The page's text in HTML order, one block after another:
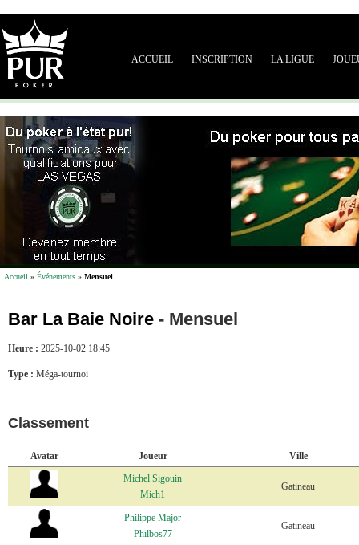
ACCUEIL INSCRIPTION LA LIGUE
Accueil » Événements » Mensuel
Bar La Baie Noire - Mensuel
Heure : 2025-10-02 18:45
Type : Méga-tournoi
Classement
Avatar Joueur
Ville
Michel Sigouin
Mich1
Gatineau
Philippe Major
Philbos77
Gatineau